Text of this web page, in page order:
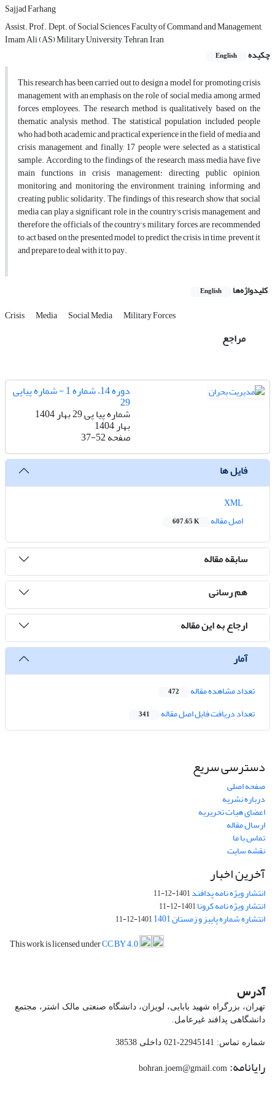
Sajjad Farhang
Assist. Prof., Dept. of Social Sciences, Faculty of Command and Management,
Imam Ali (AS) Military University, Tehran, Iran
چکیده
English
This research has been carried out to design a model for promoting crisis
management with an emphasis on the role of social media among armed
forces employees. The research method is qualitatively based on the
thematic analysis method. The statistical population included people
who had both academic and practical experience in the field of media and
crisis management, and finally, 17 people were selected as a statistical
sample. According to the findings of the research, mass media have five
main functions in crisis management: directing public opinion,
monitoring and monitoring the environment, training, informing, and
creating public solidarity. The findings of this research show that social
media can play a significant role in the country's crisis management, and
therefore the officials of the country's military forces are recommended
to act based on the presented model to predict the crisis in time, prevent it
and prepare to deal with it to pay.
کلیدواژه‌ها English
Crisis Media Social Media Military Forces
مراجع
دوره 14، شماره 1 - شماره پیاپی
29
شماره پیا پی 29 بهار 1404
بهار 1404
صفحه37-52
فایل ها
اصل مقاله
607.65 K
سابقه مقاله
هم رسانی
ارجاع به این مقاله
آمار
تعداد مشاهده مقاله 472
تعداد دریافت فایل اصل مقاله 341
دسترسی سریع
صفحه اصلی
درباره نشریه
اعضای هیات تحریریه
ارسال مقاله
تماس با ما
نقشه سایت
آخرین اخبار
انتشار ویژه نامه پدافند1401-12-11
انتشار ویژه نامه کرونا1401-12-11
انتشاره شماره پاییز و زمستان 1401 1401-12-11
This work is licensed underCC BY 4.0
آدرس
تهران، بزرگراه شهید بابایی، لویزان، دانشگاه صنعتی مالک اشتر، مجتمع
دانشگاهی پدافند غیرعامل.
شماره تماس: 22945141-021 داخلی 38538
رایانامه: